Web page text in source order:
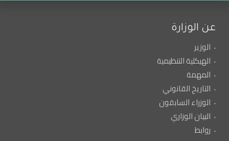
عن الوزارة
الوزير
الهيكلية التنظيمية
المهمة
التاريخ القانوني
الوزراء السابقون
البيان الوزاري
روابط